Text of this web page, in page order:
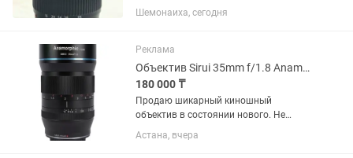
широкоугольный объектив Canon
серии L в отличном состоянии. Canon
использовался, с момента покупки 1
год.
Шемонаиха, сегодня
Реклама
Объектив Sirui 35mm f/1.8 Anamorphic 1.33x для Sony E
180 000 ₸
Продаю шикарный киношный
объектив в состоянии нового. Не
использовался. Родной чехол. Торг
есть, предлагайте цену - подумаем
Астана, вчера